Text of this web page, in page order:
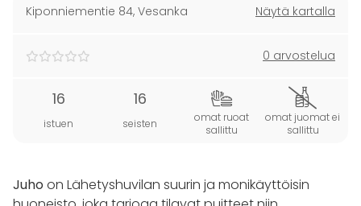
Kiponniementie 84, Vesanka Näytä kartalla
0 arvostelua
16
istuen
16
seisten
omat ruoat
sallittu
omat juomat ei
sallittu
Juho on Lähetyshuvilan suurin ja monikäyttöisin